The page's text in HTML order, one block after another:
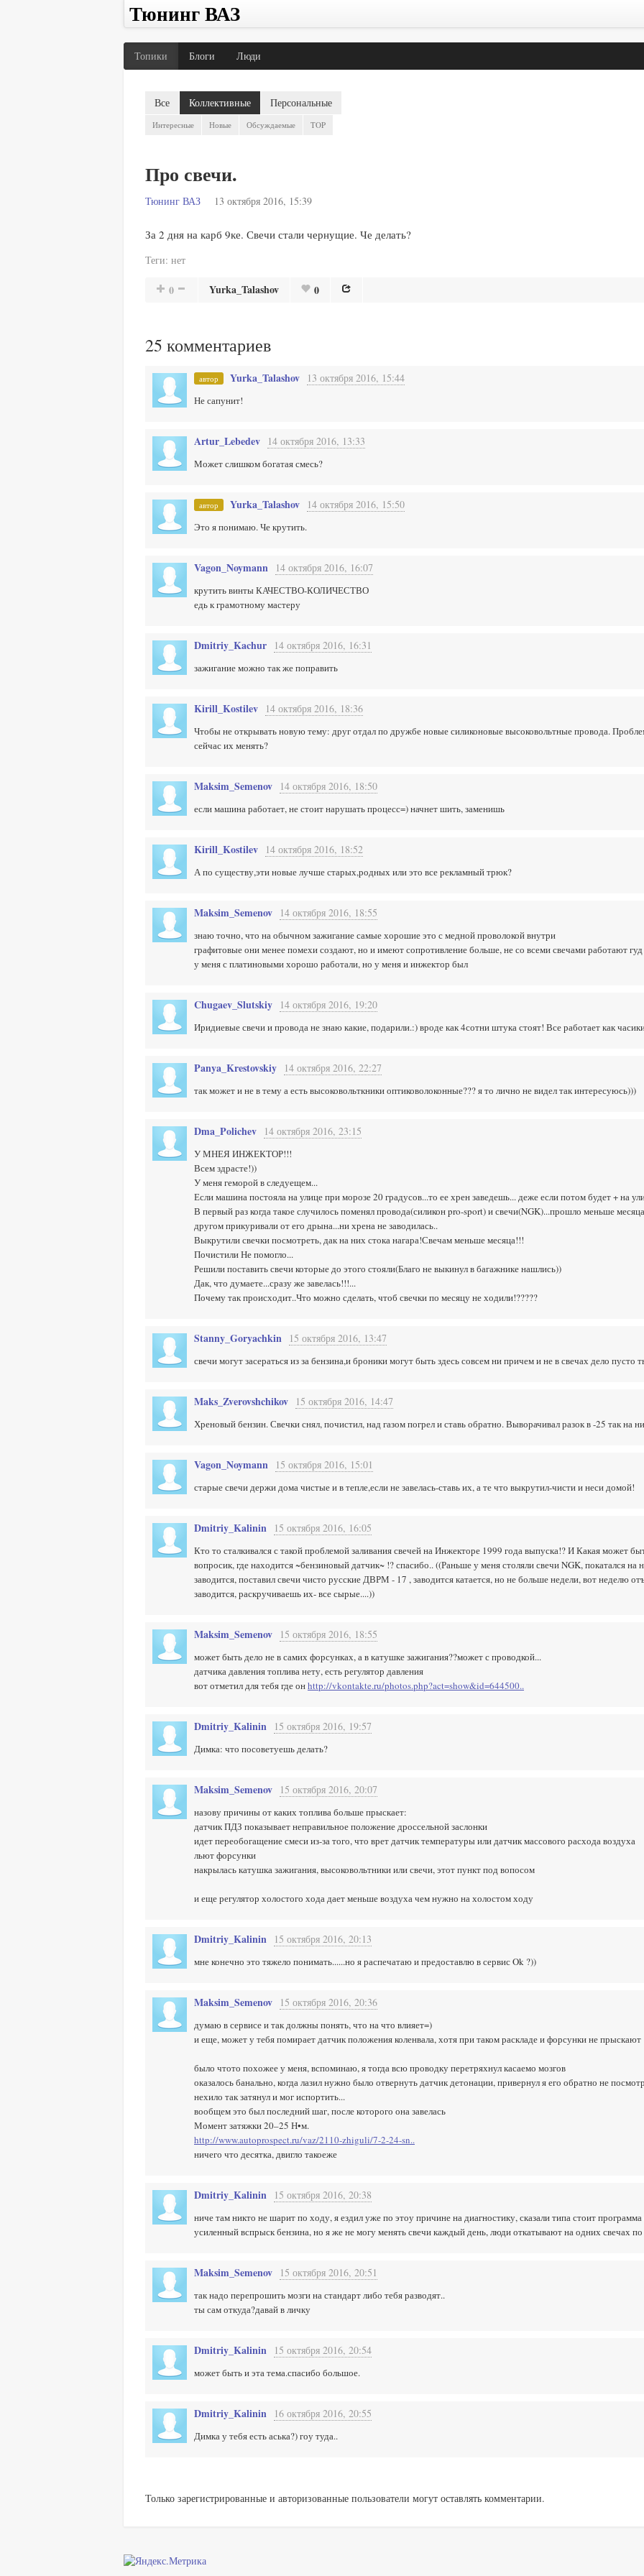
Тюнинг ВАЗ
Топики Блоги Люди
Все Коллективные Персональные
Интересные Новые Обсуждаемые TOP
Про свечи.
Тюнинг ВАЗ 13 октября 2016, 15:39
За 2 дня на карб 9ке. Свечи стали чернущие. Че делать?
Теги: нет
0 Yurka_Talashov 0
25 комментариев
автор Yurka_Talashov 13 октября 2016, 15:44
Не сапунит!
Artur_Lebedev 14 октября 2016, 13:33
Может слишком богатая смесь?
автор Yurka_Talashov 14 октября 2016, 15:50
Это я понимаю. Че крутить.
Vagon_Noymann 14 октября 2016, 16:07
крутить винты КАЧЕСТВО-КОЛИЧЕСТВО
едь к грамотному мастеру
Dmitriy_Kachur 14 октября 2016, 16:31
зажигание можно так же поправить
Kirill_Kostilev 14 октября 2016, 18:36
Чтобы не открывать новую тему: друг отдал по дружбе новые силиконовые высоковольтные провода.
сейчас их менять?
Maksim_Semenov 14 октября 2016, 18:50
если машина работает, не стоит нарушать процесс=) начнет шить, заменишь
Kirill_Kostilev 14 октября 2016, 18:52
А по существу,эти новые лучше старых,родных или это все рекламный трюк?
Maksim_Semenov 14 октября 2016, 18:55
знаю точно, что на обычном зажигание самые хорошие это с медной проволокой внутри
графитовые они менее помехи создают, но и имеют сопротивление больше, не со всеми свечами работают гуд
у меня с платиновыми хорошо работали, но у меня и инжектор был
Chugaev_Slutskiy 14 октября 2016, 19:20
Иридиевые свечи и провода не знаю какие, подарили.:) вроде как 4сотни штука стоят! Все работает как
Panya_Krestovskiy 14 октября 2016, 22:27
так может и не в тему а есть высоковольткники оптиковолоконные??? я то лично не видел так интересуюсь)))
Dma_Polichev 14 октября 2016, 23:15
У МНЕЯ ИНЖЕКТОР!!!
Всем здрасте!))
У меня геморой в следуещем...
Если машина постояла на улице при морозе 20 градусов...то ее хрен заведешь... деже если потом будет + на
В первый раз когда такое случилось поменял провода(силикон pro-sport) и свечи(NGK)...прошло меньше
другом прикуривали от его дрына...ни хрена не заводилась..
Выкрутили свечки посмотреть, дак на них стока нагара!Свечам меньше месяца!!!
Почистили Не помогло...
Решили поставить свечи которые до этого стояли(Благо не выкинул в багажнике нашлись))
Дак, что думаете...сразу же завелась!!!...
Почему так происходит..Что можно сделать, чтоб свечки по месяцу не ходили!?????
Stanny_Goryachkin 15 октября 2016, 13:47
свечи могут засераться из за бензина,и броники могут быть здесь совсем ни причем и не в свечах дело
Maks_Zverovshchikov 15 октября 2016, 14:47
Хреновый бензин. Свечки снял, почистил, над газом погрел и ставь обратно. Выворачивал разок в -25 так на
Vagon_Noymann 15 октября 2016, 15:01
старые свечи держи дома чистые и в тепле,если не завелась-ставь их, а те что выкрутил-чисти и неси домой!
Dmitriy_Kalinin 15 октября 2016, 16:05
Кто то сталкивался с такой проблемой заливания свечей на Инжекторе 1999 года выпуска!? И Какая может
вопросик, где находится ~бензиновый датчик~ !? спасибо.. ((Раньше у меня столяли свечи NGK, покатался
заводится, поставил свечи чисто русские ДВРМ - 17 , заводится катается, но не больше недели, вот неделю
заводится, раскручиваешь их- все сырые....))
Maksim_Semenov 15 октября 2016, 18:55
может быть дело не в самих форсунках, а в катушке зажигания??может с проводкой...
датчика давления топлива нету, есть регулятор давления
вот отметил для тебя где онhttp://vkontakte.ru/photos.php?act=show&id=644500..
Dmitriy_Kalinin 15 октября 2016, 19:57
Димка: что посоветуешь делать?
Maksim_Semenov 15 октября 2016, 20:07
назову причины от каких топлива больше прыскает:
датчик ПДЗ показывает неправильное положение дроссельной заслонки
идет переобогащение смеси из-за того, что врет датчик температуры или датчик массового расхода воздуха
льют форсунки
накрылась катушка зажигания, высоковольтники или свечи, этот пункт под вопосом
и еще регулятор холостого хода дает меньше воздуха чем нужно на холостом ходу
Dmitriy_Kalinin 15 октября 2016, 20:13
мне конечно это тяжело понимать......но я распечатаю и предоставлю в сервис Ok ?))
Maksim_Semenov 15 октября 2016, 20:36
думаю в сервисе и так должны понять, что на что влияет=)
и еще, может у тебя помирает датчик положения коленвала, хотя при таком раскладе и форсунки не прыскают
было чтото похожее у меня, вспоминаю, я тогда всю проводку перетряхнул касаемо мозгов
оказалось банально, когда лазил нужно было отвернуть датчик детонации, привернул я его обратно не
нехило так затянул и мог испортить...
вообщем это был последний шаг, после которого она завелась
Момент затяжки 20–25 Н•м.
http://www.autoprospect.ru/vaz/2110-zhiguli/7-2-24-sn..
ничего что десятка, двигло такоеже
Dmitriy_Kalinin 15 октября 2016, 20:38
ниче там никто не шарит по ходу, я ездил уже по этоу причине на диагностику, сказали типа стоит
усиленный вспрыск бензина, но я же не могу менять свечи каждый день, люди откатывают на одних свечах
Maksim_Semenov 15 октября 2016, 20:51
так надо перепрошить мозги на стандарт либо тебя разводят..
ты сам откуда?давай в личку
Dmitriy_Kalinin 15 октября 2016, 20:54
может быть и эта тема.спасибо большое.
Dmitriy_Kalinin 16 октября 2016, 20:55
Димка у тебя есть аська?) гоу туда..
Только зарегистрированные и авторизованные пользователи могут оставлять комментарии.